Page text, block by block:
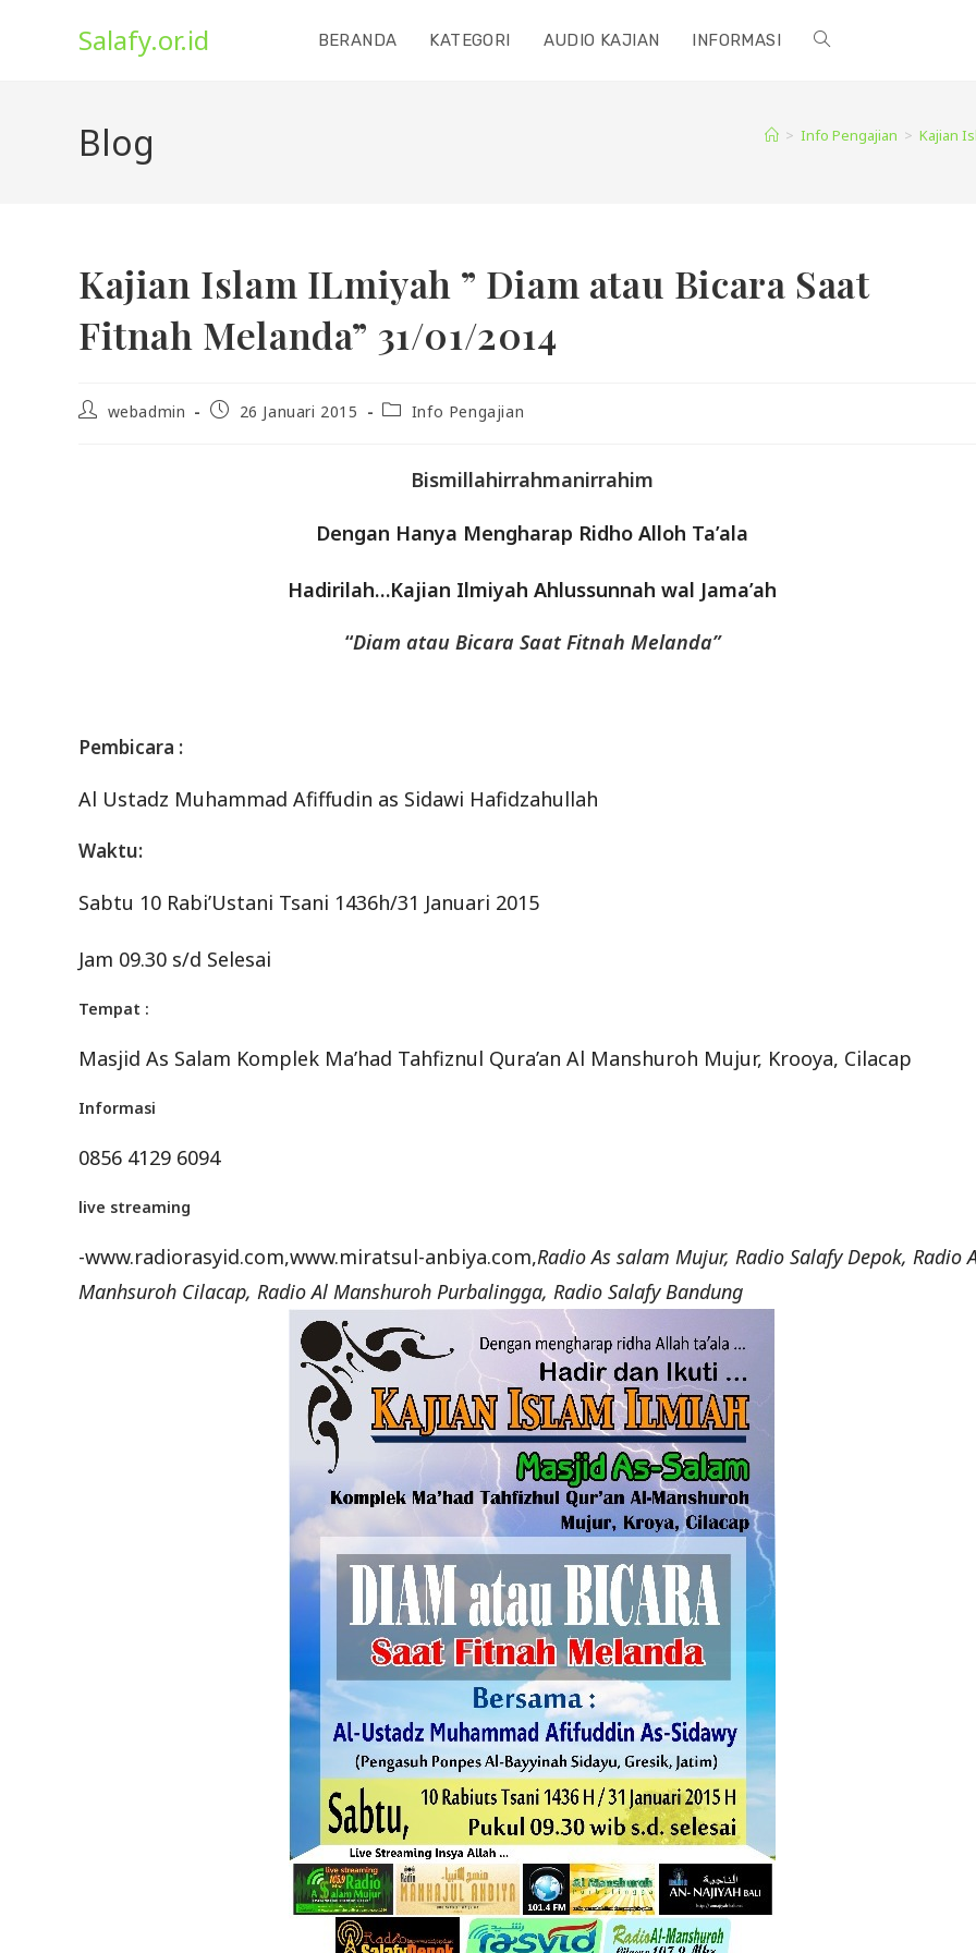
Salafy.or.id BERANDA KATEGORI AUDIO KAJIAN INFORMASI TOGGLE
Blog > Info Pengajian > Kajian
Kajian Islam ILmiyah ” Diam atau Bicara Saat
Fitnah Melanda” 31/01/2014
Postwebadmin
Post26 Januari 2015
PostInfo Pengajian
Bismillahirrahmanirrahim
Dengan Hanya Mengharap Ridho Alloh Ta’ala
Hadirilah…Kajian Ilmiyah Ahlussunnah wal Jama’ah
“Diam atau Bicara Saat Fitnah Melanda”
Pembicara :
Al Ustadz Muhammad Afiffudin as Sidawi Hafidzahullah
Waktu:
Sabtu 10 Rabi’Ustani Tsani 1436h/31 Januari 2015
Jam 09.30 s/d Selesai
Tempat :
Masjid As Salam Komplek Ma’had Tahfiznul Qura’an Al Manshuroh Mujur, Krooya, Cilacap
Informasi
0856 4129 6094
live streaming
-www.radiorasyid.com,www.miratsul-anbiya.com,Radio As salam Mujur, Radio Salafy Depok, Radio
Manhsuroh Cilacap, Radio Al Manshuroh Purbalingga, Radio Salafy Bandung